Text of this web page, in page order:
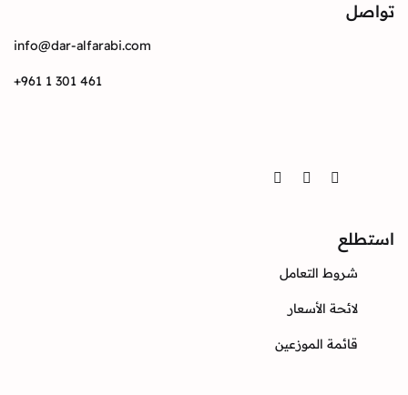
تواصل
info@dar-alfarabi.com
+961 1 301 461
Facebook
Instagram
Twitter
استطلع
شروط التعامل
لائحة الأسعار
قائمة الموزعين